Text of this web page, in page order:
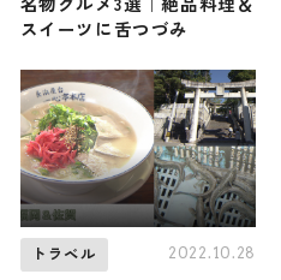
スイーツに舌つづみ
トラベル 2022.10.28